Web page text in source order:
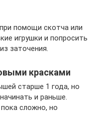
помощи скотча или
игрушки и попросить
заточения.
красками
старше 1 года, но
и раньше.
сложно, но